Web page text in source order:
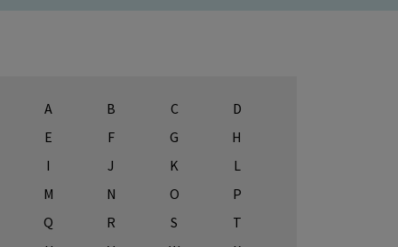
A B C
D
E
F G
H
I
J K
L
M
N O
P
Q
R S
T